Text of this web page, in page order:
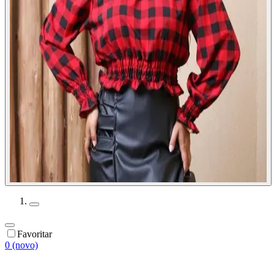
Favoritar
0 (novo)